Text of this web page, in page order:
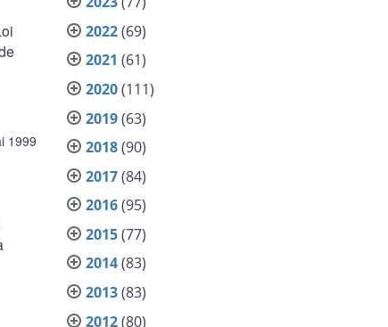
1999
2022(69)
2021 (61)
2020(111)
2019(63)
2018(90)
2017(84)
2016(95)
2015(77)
2014(83)
2013(83)
2012(80)